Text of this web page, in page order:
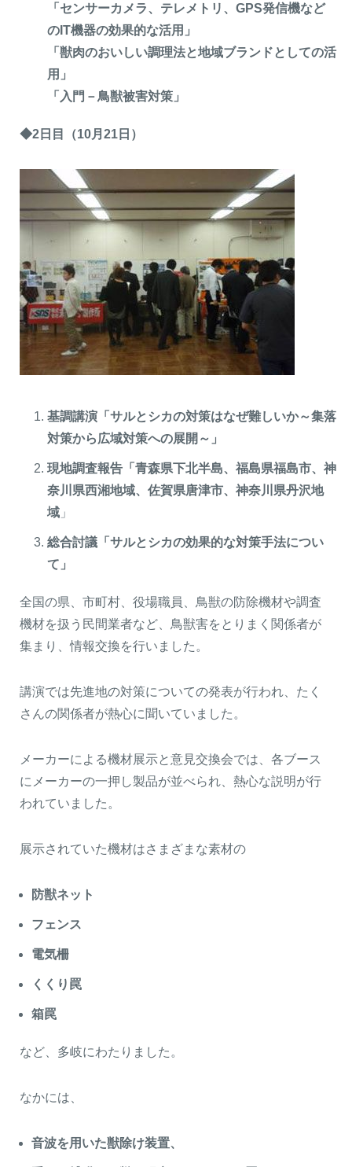
「センサーカメラ、テレメトリ、GPS発信機など
のIT機器の効果的な活用」
「獣肉のおいしい調理法と地域ブランドとしての活
用」
「入門－鳥獣被害対策」
◆2日目（10月21日）
基調講演「サルとシカの対策はなぜ難しいか～集落
対策から広域対策への展開～」
現地調査報告「青森県下北半島、福島県福島市、神
奈川県西湘地域、佐賀県唐津市、神奈川県丹沢地
域 」
総合討議「サルとシカの効果的な対策手法につい
て」
全国の県、市町村、役場職員、鳥獣の防除機材や調査
機材を扱う民間業者など、鳥獣害をとりまく関係者が
集まり、情報交換を行いました。
講演では先進地の対策についての発表が行われ、たく
さんの関係者が熱心に聞いていました。
メーカーによる機材展示と意見交換会では、各ブース
にメーカーの一押し製品が並べられ、熱心な説明が行
われていました。
展示されていた機材はさまざまな素材の
防獣ネット
フェンス
電気柵
くくり罠
箱罠
など、多岐にわたりました。
なかには、
音波を用いた獣除け装置、